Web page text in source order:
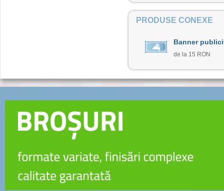
PRODUSE CONEXE
Banner
de la 15 RON